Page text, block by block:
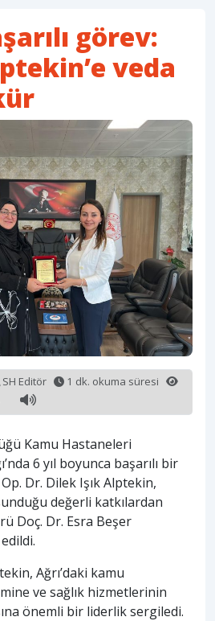
görev:
veda
SH Editör
1 dk. okuma süresi
Kamu Hastaneleri
6 yıl boyunca başarılı bir
Dr. Dilek Işık Alptekin,
değerli katkılardan
Doç. Dr. Esra Beşer
Ağrı’daki kamu
ve sağlık hizmetlerinin
önemli bir liderlik sergiledi.